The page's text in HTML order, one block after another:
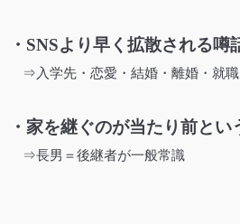
・SNSより早く拡散される噂
⇒入学先・恋愛・結婚・離婚・就職
・家を継ぐのが当たり前とい
⇒長男＝後継者が一般常識